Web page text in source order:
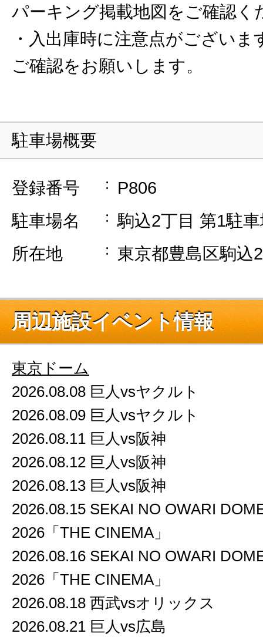
パーキング掲載地図をご確認く
・入出庫時に注意点がございま
ご確認をお願いします。
駐車場概要
登録番号
P806
駐車場名
駒込2丁目 第1駐
所在地
東京都豊島区駒込
周辺施設イベント情報
東京ドーム
2026.08.08 巨人vsヤクルト
2026.08.09 巨人vsヤクルト
2026.08.11 巨人vs阪神
2026.08.12 巨人vs阪神
2026.08.13 巨人vs阪神
2026.08.15 SEKAI NO OWARI
2026「THE CINEMA」
2026.08.16 SEKAI NO OWARI
2026「THE CINEMA」
2026.08.18 西武vsオリックス
2026.08.21 巨人vs広島